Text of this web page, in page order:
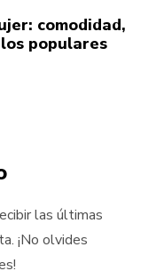
comodidad,
populares
las últimas
¡No olvides